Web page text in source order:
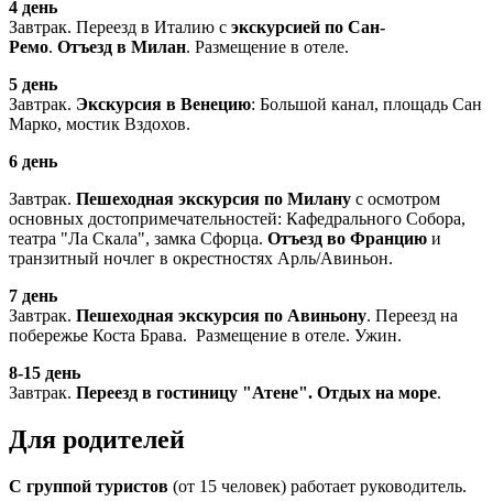
4 день
Завтрак. Переезд в Италию с экскурсией по Сан-
Ремо. Отъезд в Милан. Размещение в отеле.
5 день
Завтрак. Экскурсия в Венецию: Большой канал, площадь Сан
Марко, мостик Вздохов.
6 день
Завтрак. Пешеходная экскурсия по Милану с осмотром
основных достопримечательностей: Кафедрального Собора,
театра "Ла Скала", замка Сфорца. Отъезд во Францию и
транзитный ночлег в окрестностях Арль/Авиньон.
7 день
Завтрак. Пешеходная экскурсия по Авиньону. Переезд на
побережье Коста Брава. Размещение в отеле. Ужин.
8-15 день
Завтрак. Переезд в гостиницу "Атене". Отдых на море.
Для родителей
C группой туристов (от 15 человек) работает руководитель.